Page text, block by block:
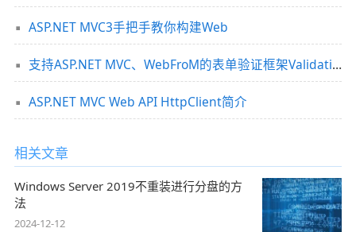
ASP.NET MVC3手把手教你构建Web
支持ASP.NET MVC、WebFroM的表单验证框架ValidationSuar使用介绍
ASP.NET MVC Web API HttpClient简介
相关文章
Windows Server 2019不重装进行分盘的方
法
2024-12-12